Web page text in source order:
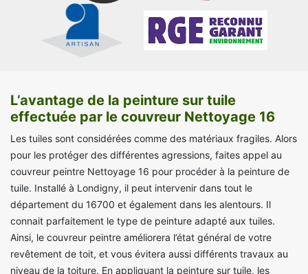
L’avantage de la peinture sur tuile
effectuée par le couvreur Nettoyage 16
Les tuiles sont considérées comme des matériaux fragiles. Alors
pour les protéger des différentes agressions, faites appel au
couvreur peintre Nettoyage 16 pour procéder à la peinture de
tuile. Installé à Londigny, il peut intervenir dans tout le
département du 16700 et également dans les alentours. Il
connait parfaitement le type de peinture adapté aux tuiles.
Ainsi, le couvreur peintre améliorera l’état général de votre
revêtement de toit, et vous évitera aussi différents travaux au
niveau de la toiture. En appliquant la peinture sur tuile, les